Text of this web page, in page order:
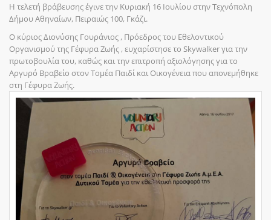
Η τελετή βράβευσης έγινε την Κυριακή 16 Ιουλίου στην Τεχνόπολη
Δήμου Αθηναίων, Πειραιώς 100, Γκάζι.
Ο κύριος Διονύσης Γουράνιος , Πρόεδρος του Εθελοντικού
Οργανισμού της Γέφυρα Ζωής , ευχαρίστησε το Skywalker για την
πρωτοβουλία του, καθώς και την επιτροπή αξιολόγησης για το
Αργυρό Βραβείο στον Τομέα Παιδί και Οικογένεια που απονεμήθηκε
στη Γέφυρα Ζωής.